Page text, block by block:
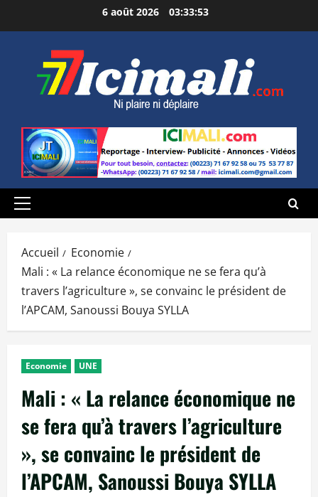
au
6 août 2026 03:33:55
Menu
Accueil
Economie
Mali : « La relance économique ne se fera qu’à
travers l’agriculture », se convainc le président de
l’APCAM, Sanoussi Bouya SYLLA
Economie UNE
Mali : « La relance économique ne
se fera qu’à travers l’agriculture
», se convainc le président de
l’APCAM, Sanoussi Bouya SYLLA